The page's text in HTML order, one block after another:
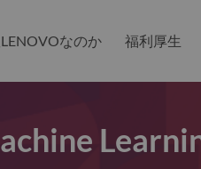
なのか 福利厚生